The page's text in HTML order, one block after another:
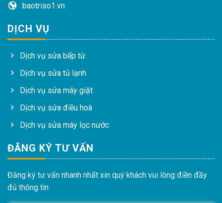
baotriso1.vn
DỊCH VỤ
Dịch vụ sửa bếp từ
Dịch vụ sửa tủ lạnh
Dịch vụ sửa máy giặt
Dịch vụ sửa điều hoà
Dịch vụ sửa máy lọc nước
ĐĂNG KÝ TƯ VẤN
Đăng ký tư vấn nhanh nhất xin quý khách vui lòng điền đầy
đủ thông tin